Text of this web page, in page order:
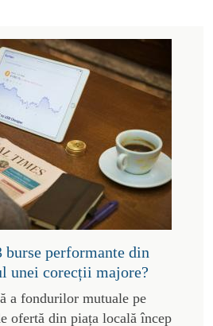
performante din
unei corecții majore?
a fondurilor mutuale pe
ofertă din piața locală încep